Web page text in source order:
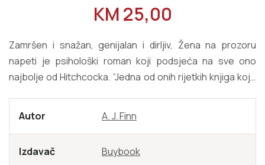
REDOVNA CIJENA
KM 25,00
Zamršen i snažan, genijalan i dirljiv, Žena na prozoru
napeti je psihološki roman koji podsjeća na sve ono
najbolje od Hitchcocka. “Jedna od onih rijetkih knjiga koje
je uhvatio, saosjećajno, unutrašnji život depresivne
u neizvjesnosti do posljednje rečenice.” Washington
Autor A. J. Finn
Izdavač Buybook